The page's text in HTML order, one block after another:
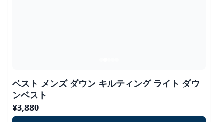
ベスト メンズ ダウン キルティング ライト ダウ
ンベスト
¥3,880